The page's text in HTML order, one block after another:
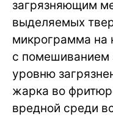
загрязняющим
выделяемых
микрограмма на
с помешиванием
уровню
жарка во
вредной среди